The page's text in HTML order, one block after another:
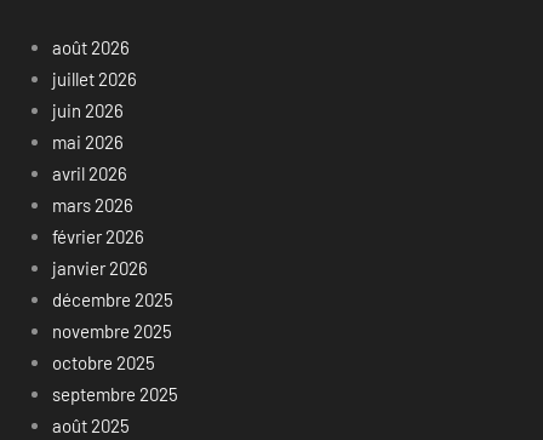
août 2026
juillet 2026
juin 2026
mai 2026
avril 2026
mars 2026
février 2026
janvier 2026
décembre 2025
novembre 2025
octobre 2025
septembre 2025
août 2025